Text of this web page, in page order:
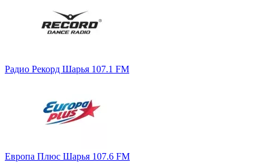
Радио Рекорд Шарья 107.1 FM
Европа Плюс Шарья 107.6 FM